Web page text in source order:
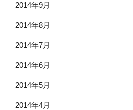
2014年9月
2014年8月
2014年7月
2014年6月
2014年5月
2014年4月